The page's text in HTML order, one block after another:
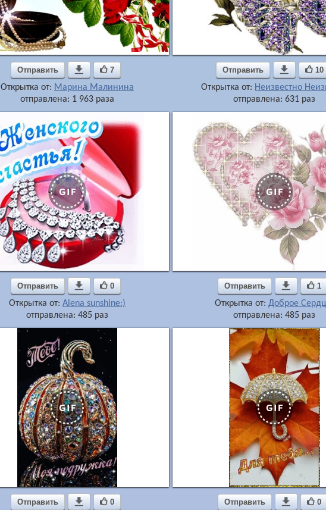
Отправить  7
Открытка от: Марина Малинина
отправлена: 1 963 раза
Отправить  10
Открытка от: Неизвестно
отправлена: 631 раз
Отправить  0
Открытка от: Alena sunshine:)
отправлена: 485 раз
Отправить  1
Открытка от:Доброе
отправлена: 485 раз
Отправить  0 Отправить  0